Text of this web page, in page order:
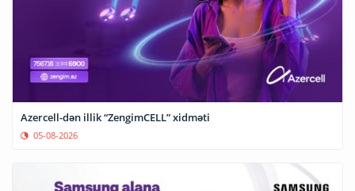
Azercell-dən illik “ZengimCELL” xidməti
05-08-2026